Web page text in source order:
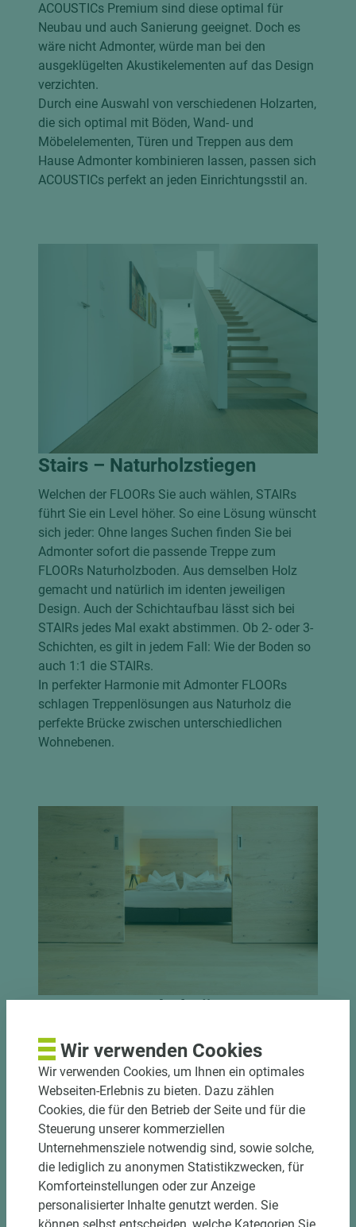
ACOUSTICs Premium sind diese optimal für
Neubau und auch Sanierung geeignet. Doch es
wäre nicht Admonter, würde man bei den
ausgeklügelten Akustikelementen auf das Design
verzichten.
Durch eine Auswahl von verschiedenen Holzarten,
die sich optimal mit Böden, Wand- und
Möbelelementen, Türen und Treppen aus dem
Hause Admonter kombinieren lassen, passen sich
ACOUSTICs perfekt an jeden Einrichtungsstil an.
Stairs – Naturholzstiegen
Welchen der FLOORs Sie auch wählen, STAIRs
führt Sie ein Level höher. So eine Lösung wünscht
sich jeder: Ohne langes Suchen finden Sie bei
Admonter sofort die passende Treppe zum
FLOORs Naturholzboden. Aus demselben Holz
gemacht und natürlich im identen jeweiligen
Design. Auch der Schichtaufbau lässt sich bei
STAIRs jedes Mal exakt abstimmen. Ob 2- oder 3-
Schichten, es gilt in jedem Fall: Wie der Boden so
auch 1:1 die STAIRs.
In perfekter Harmonie mit Admonter FLOORs
schlagen Treppenlösungen aus Naturholz die
perfekte Brücke zwischen unterschiedlichen
Wohnebenen.
Doors – Naturholztüren
Admonter Holztüren sind der Eingang in
besondere Lebensräume. In den neuen
hochwertigen Naturholztüren finden Designs aus
den Kategorien FLOORs und ELEMENTs Platz.
Diese sind individuell nach Maß im gewünschten
Design gefertigt und mit allem Komfort und in
jener liebevollen Verarbeitung und Qualität
versehen, die sich mit dem Namen Admonter
auftut.
Wir verwenden Cookies
Wir verwenden Cookies, um Ihnen ein optimales
Webseiten-Erlebnis zu bieten. Dazu zählen
Cookies, die für den Betrieb der Seite und für die
Steuerung unserer kommerziellen
Unternehmensziele notwendig sind, sowie solche,
die lediglich zu anonymen Statistikzwecken, für
Komforteinstellungen oder zur Anzeige
personalisierter Inhalte genutzt werden. Sie
können selbst entscheiden, welche Kategorien Sie